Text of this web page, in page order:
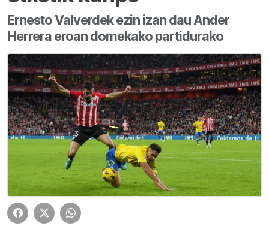
Ernesto Valverdek ezin izan dau Ander
Herrera eroan domekako partidurako